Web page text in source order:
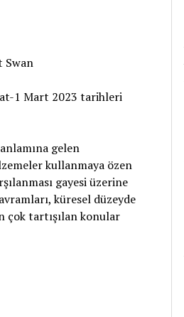
Swan
1 Mart 2023 tarihleri
gelen
kullanmaya özen
gayesi üzerine
küresel düzeyde
çok tartışılan konular